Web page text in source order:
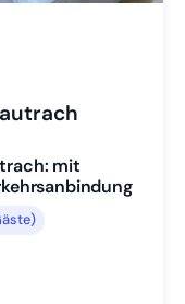
2 wechseln
wechseln
wechseln
wechseln
wechseln
mit